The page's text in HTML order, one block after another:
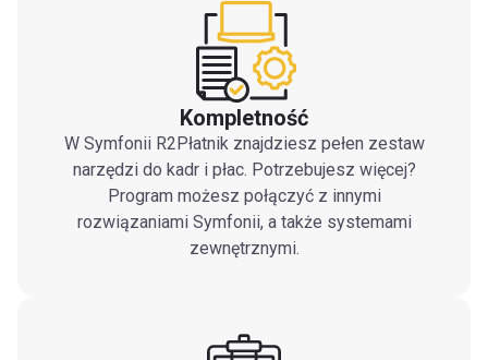
Kompletność
W Symfonii R2Płatnik znajdziesz pełen zestaw
narzędzi do kadr i płac. Potrzebujesz więcej?
Program możesz połączyć z innymi
rozwiązaniami Symfonii, a także systemami
zewnętrznymi.